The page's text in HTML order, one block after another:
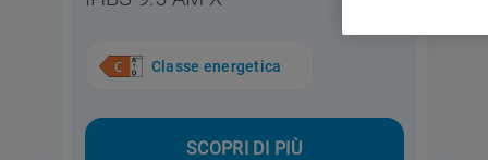
Classe energetica
SCOPRI DI PIÙ